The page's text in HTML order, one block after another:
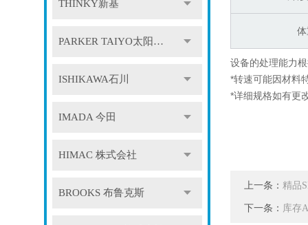
THINKY新基
PARKER TAIYO太阳铁工
ISHIKAWA石川
IMADA 今田
HIMAC 株式会社
BROOKS 布鲁克斯
设备的处理能力
*转速可能因材料
*详细规格如有更
上一条： 精品
下一条： 库存